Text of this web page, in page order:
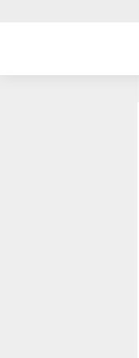
Angkat Tema